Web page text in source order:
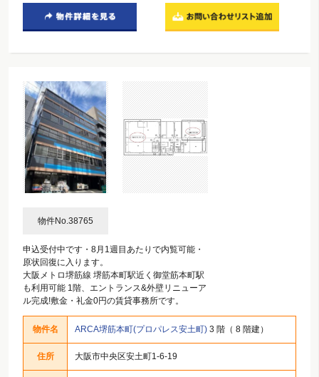
物件No.38765
申込受付中です・8月1週目あたりで内覧可能・
原状回復に入ります。
大阪メトロ堺筋線 堺筋本町駅近く御堂筋本町駅
も利用可能 1階、エントランス&外壁リニューア
ル完成!敷金・礼金0円の賃貸事務所です。
物件名 ARCA堺筋本町(プロパレス安土町) 3 階（ 8 階建）
住所 大阪市中央区安土町1-6-19